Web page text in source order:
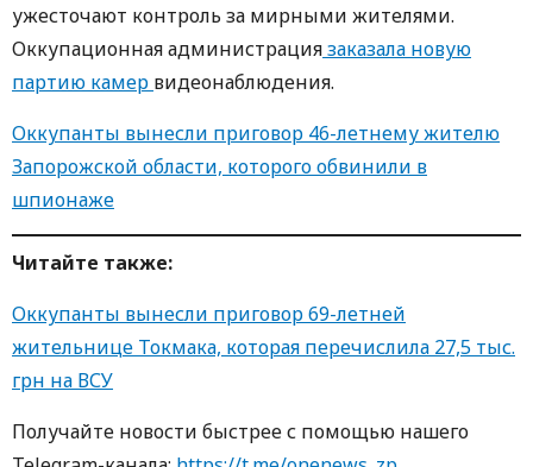
ужесточают контроль за мирными жителями.
Оккупационная администрациязаказала новую
партию камер видеонаблюдения.
Оккупанты вынесли приговор 46-летнему жителю
Запорожской области, которого обвинили в
шпионаже
Читайте также:
Оккупанты вынесли приговор 69-летней
жительнице Токмака, которая перечислила 27,5 тыс.
грн на ВСУ
Получайте новости быстрее с помощью нашего